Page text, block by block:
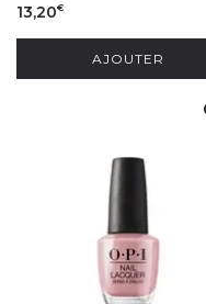
13,20€
AJOUTER